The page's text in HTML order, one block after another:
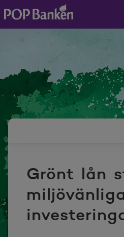
POP banken, till
Grönt lån